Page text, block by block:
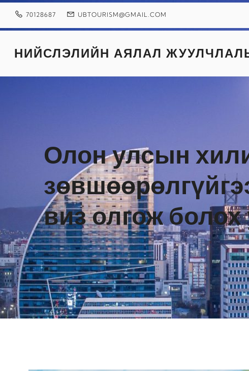
Skip
70128687 UBTOURISM@GMAIL.COM
НИЙСЛЭЛИЙН АЯЛАЛ
Олон улсын
виз олгож